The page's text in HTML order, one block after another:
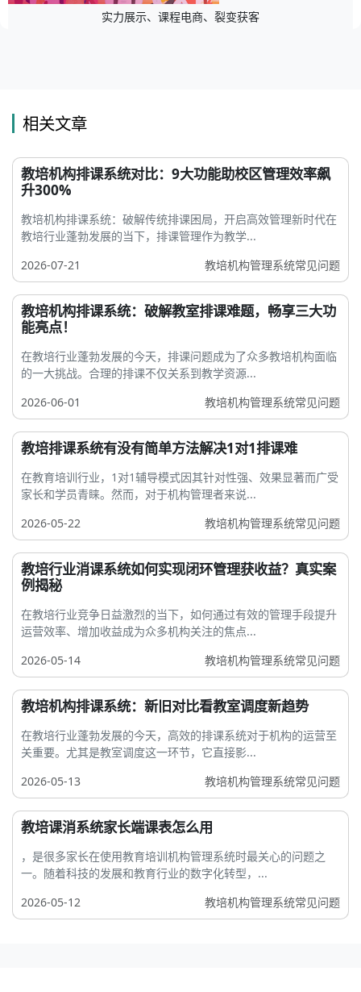
实力展示、课程电商、裂变获客
相关文章
教培机构排课系统对比：9大功能助校区管理效率飙
升300%
教培机构排课系统：破解传统排课困局，开启高效管理新时代在
教培行业蓬勃发展的当下，排课管理作为教学...
2026-07-21
教培机构管理系统常见问题
教培机构排课系统：破解教室排课难题，畅享三大功
能亮点！
在教培行业蓬勃发展的今天，排课问题成为了众多教培机构面临
的一大挑战。合理的排课不仅关系到教学资源...
2026-06-01
教培机构管理系统常见问题
教培排课系统有没有简单方法解决1对1排课难
在教育培训行业，1对1辅导模式因其针对性强、效果显著而广受
家长和学员青睐。然而，对于机构管理者来说...
2026-05-22
教培机构管理系统常见问题
教培行业消课系统如何实现闭环管理获收益？真实案
例揭秘
在教培行业竞争日益激烈的当下，如何通过有效的管理手段提升
运营效率、增加收益成为众多机构关注的焦点...
2026-05-14
教培机构管理系统常见问题
教培机构排课系统：新旧对比看教室调度新趋势
在教培行业蓬勃发展的今天，高效的排课系统对于机构的运营至
关重要。尤其是教室调度这一环节，它直接影...
2026-05-13
教培机构管理系统常见问题
教培课消系统家长端课表怎么用
，是很多家长在使用教育培训机构管理系统时最关心的问题之
一。随着科技的发展和教育行业的数字化转型，...
2026-05-12
教培机构管理系统常见问题